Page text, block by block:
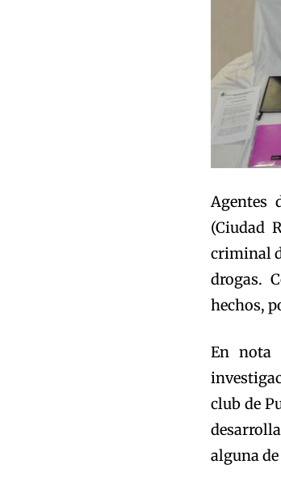
Agentes
(Ciudad
criminal
drogas.
hechos,
En nota
club de
alguna